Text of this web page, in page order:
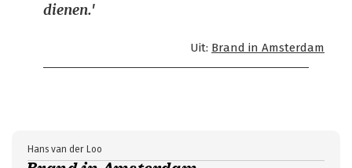
dienen.'
Uit: Brand in Amsterdam
Hans van der Loo